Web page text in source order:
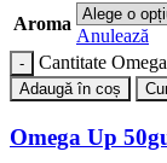
Aroma
Anulează
Cantitate
Adaugă în coș
Omega Up